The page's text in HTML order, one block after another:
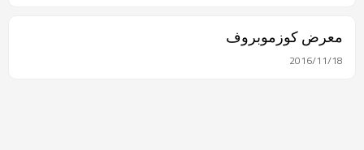
معرض كوزموبروف
2016/11/18